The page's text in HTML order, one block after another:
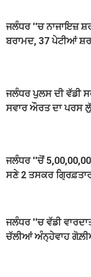
ਜਲੰਧਰ ''ਚ ਨਾਜਾਇਜ਼
ਬਰਾਮਦ, 37 ਪੇਟੀਆਂ
ਜਲੰਧਰ ਪੁਲਸ ਦੀ ਵੱਡੀ
ਸਵਾਰ ਔਰਤ ਦਾ ਪਰਸ
ਜਲੰਧਰ ''ਚੋਂ
ਸਣੇ 2 ਤਸਕਰ
ਜਲੰਧਰ ''ਚ ਵੱਡੀ
ਚੱਲੀਆਂ ਅੰਨ੍ਹੇਵਾਹ